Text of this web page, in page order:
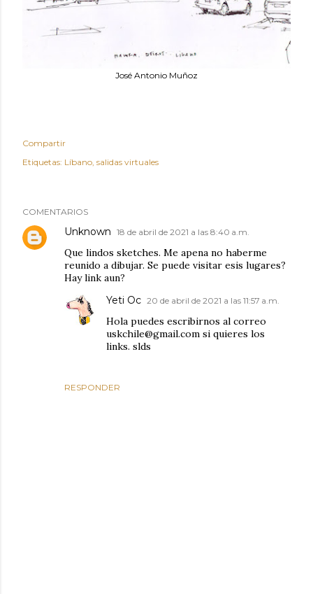
José Antonio Muñoz
Compartir
Etiquetas: Líbano salidas virtuales
COMENTARIOS
Unknown 18 de abril de 2021 a las 8:40 a.m.
Que lindos sketches. Me apena no haberme
reunido a dibujar. Se puede visitar esis lugares?
Hay link aun?
RESPONDER
Yeti Oc 20 de abril de 2021 a las 11:57 a.m.
Hola puedes escribirnos al correo
uskchile@gmail.com si quieres los
links. slds